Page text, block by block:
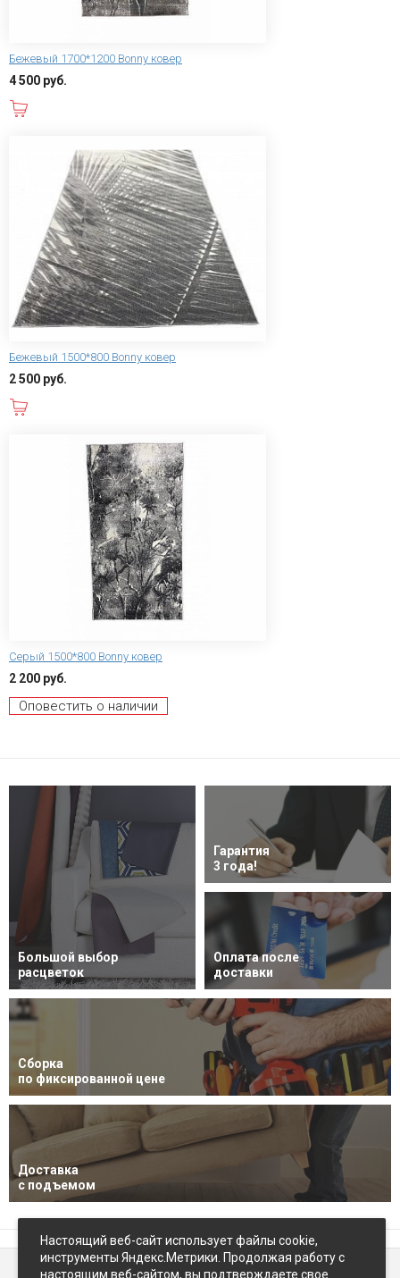
Бежевый 1700*1200 Bonny ковер
4 500 руб.
Бежевый 1500*800 Bonny ковер
2 500 руб.
Серый 1500*800 Bonny ковер
2 200 руб.
Оповестить о наличии
Большой выбор
расцветок
Гарантия
3 года!
Оплата после
доставки
Сборка
по фиксированной цене
Доставка
с подъемом
Настоящий веб-сайт использует файлы cookie,
инструменты Яндекс.Метрики. Продолжая работу с
настоящим веб-сайтом, вы подтверждаете свое